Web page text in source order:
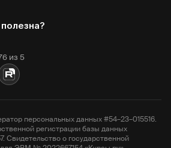
из 5
персональных данных #54–23–015516.
регистрации базы данных
Свидетельство о государственной